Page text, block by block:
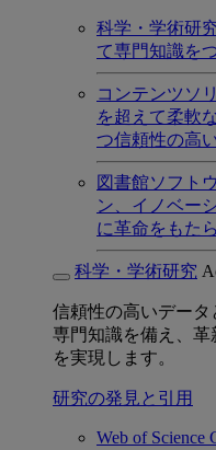
科学・学術研
て専門知識を
コンテンツソ
を超えて柔軟
つ信頼性の高
図書館ソフト
ン、イノベー
に革命をもた
科学・学術研究
信頼性の高いデー
専門知識を備え、
を実現します。
研究の発見と引用
Web of Science